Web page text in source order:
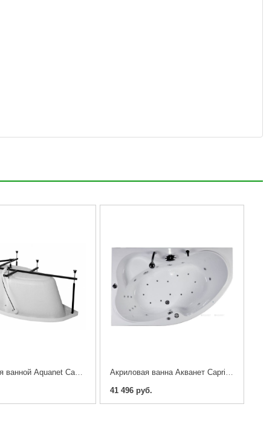
Каркас для ванной Aquanet Capri 160x100 R/L
Акриловая ванна Акванет Capri 170*110
41 496 руб.